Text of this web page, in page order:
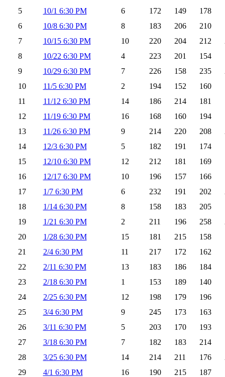
5
10/1 6:30 PM 6 172 149 178
6
10/8 6:30 PM 8 183 206 210
7
10/15 6:30 PM 10 220 204 212
8
10/22 6:30 PM 4 223 201 154
9
10/29 6:30 PM 7 226 158 235
10
11/5 6:30 PM 2 194 152 160
11
11/12 6:30 PM 14 186 214 181
12
11/19 6:30 PM 16 168 160 194
13
11/26 6:30 PM 9 214 220 208
14
12/3 6:30 PM 5 182 191 174
15
12/10 6:30 PM 12 212 181 169
16
12/17 6:30 PM 10 196 157 166
17
1/7 6:30 PM 6 232 191 202
18
1/14 6:30 PM 8 158 183 205
19
1/21 6:30 PM 2 211 196 258
20
1/28 6:30 PM 15 181 215 158
21
2/4 6:30 PM 11 217 172 162
22
2/11 6:30 PM 13 183 186 184
23
2/18 6:30 PM 1 153 189 140
24
2/25 6:30 PM 12 198 179 196
25
3/4 6:30 PM 9 245 173 163
26
3/11 6:30 PM 5 203 170 193
27
3/18 6:30 PM 7 182 183 214
28
3/25 6:30 PM 14 214 211 176
29
4/1 6:30 PM 16 190 215 187